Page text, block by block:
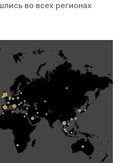
во всех регионах